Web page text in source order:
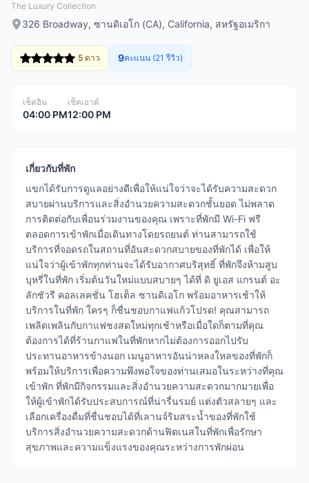
The Luxury Collection
326 Broadway, ซานดิเอโก (CA), California, สหรัฐอเมริกา
5 ดาว 9คะแนน (21 รีวิว)
เช็คอิน
04:00 PM
เช็คเอาต์
12:00 PM
เกี่ยวกับที่พัก
แขกได้รับการดูแลอย่างดีเพื่อให้แน่ใจว่าจะได้รับความสะดวก
สบายผ่านบริการและสิ่งอำนวยความสะดวกชั้นยอด ไม่พลาด
การติดต่อกับเพื่อนร่วมงานของคุณ เพราะที่พักมี Wi-Fi ฟรี
ตลอดการเข้าพักเมื่อเดินทางโดยรถยนต์ ท่านสามารถใช้
บริการที่จอดรถในสถานที่อันสะดวกสบายของที่พักได้ เพื่อให้
แน่ใจว่าผู้เข้าพักทุกท่านจะได้รับอากาศบริสุทธิ์ ที่พักจึงห้ามสูบ
บุหรี่ในที่พัก เริ่มต้นวันใหม่แบบสบายๆ ได้ที่ ดิ ยูเอส แกรนต์ อะ
ลักชัวรี คอลเลคชั่น โฮเต็ล ซานดิเอโก พร้อมอาหารเช้าให้
บริการในที่พัก ใครๆ ก็ชื่นชอบกาแฟแก้วโปรด! คุณสามารถ
เพลิดเพลินกับกาแฟชงสดใหม่ทุกเช้าหรือเมื่อใดก็ตามที่คุณ
ต้องการได้ที่ร้านกาแฟในที่พักหากไม่ต้องการออกไปรับ
ประทานอาหารข้างนอก เมนูอาหารอันน่าหลงใหลของที่พักก็
พร้อมให้บริการเพื่อความพึงพอใจของท่านเสมอในระหว่างที่คุณ
เข้าพัก ที่พักมีกิจกรรมและสิ่งอำนวยความสะดวกมากมายเพื่อ
ให้ผู้เข้าพักได้รับประสบการณ์ที่น่ารื่นรมย์ แต่งตัวสลายๆ และ
เลือกเครื่องดื่มที่ชื่นชอบได้ที่เลานจ์ริมสระน้ำของที่พักใช้
บริการสิ่งอำนวยความสะดวกด้านฟิตเนสในที่พักเพื่อรักษา
สุขภาพและความแข็งแรงของคุณระหว่างการพักผ่อน